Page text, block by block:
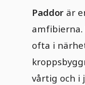
Paddor är
amfibierna.
ofta i
vårtig och i